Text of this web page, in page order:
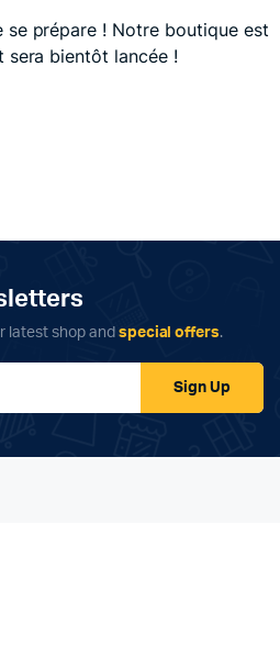
se prépare ! Notre boutique est
sera bientôt lancée !
latest shop and special offers.
Sign Up